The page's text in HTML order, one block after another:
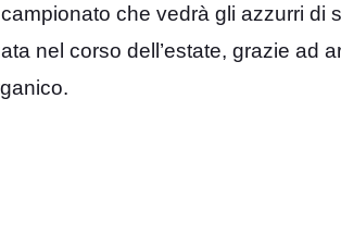
che vedrà gli azzurri di
nel corso dell’estate, grazie ad